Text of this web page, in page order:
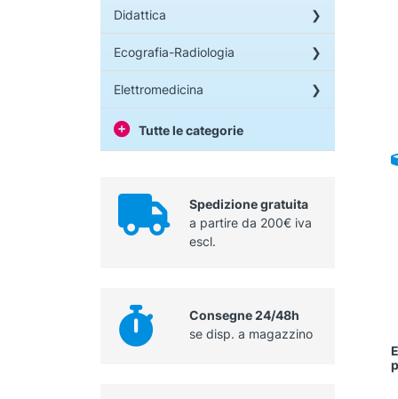
Didattica
Ecografia-Radiologia
Elettromedicina
Tutte le categorie
Spedizione gratuita
a partire da 200€ iva
escl.
Consegne 24/48h
se disp. a magazzino